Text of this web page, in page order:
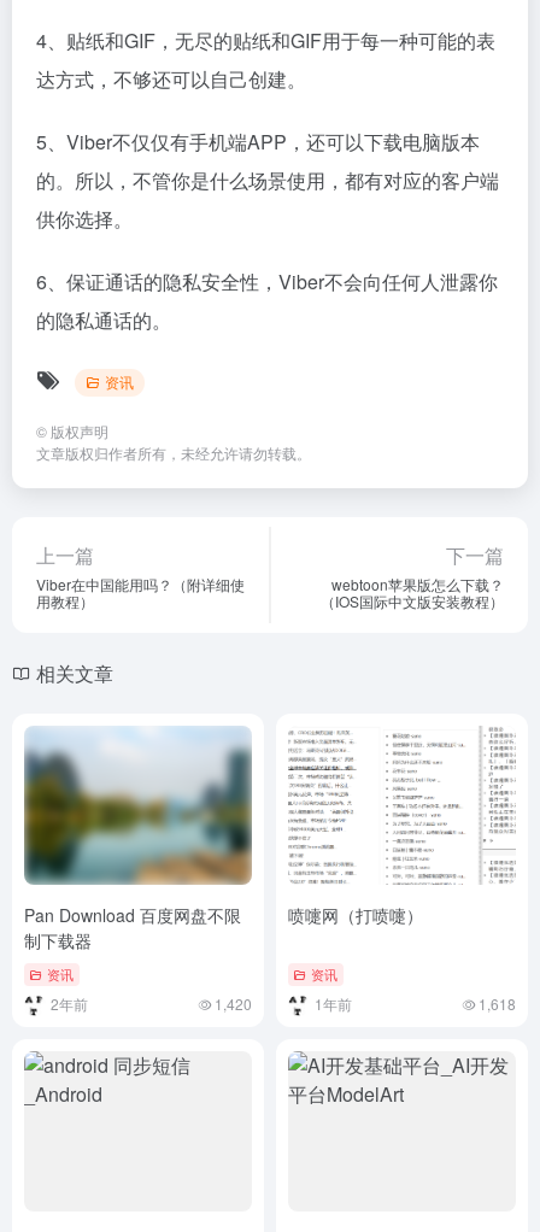
4、贴纸和GIF，无尽的贴纸和GIF用于每一种可能的表
达方式，不够还可以自己创建。
5、Viber不仅仅有手机端APP，还可以下载电脑版本
的。所以，不管你是什么场景使用，都有对应的客户端
供你选择。
6、保证通话的隐私安全性，Viber不会向任何人泄露你
的隐私通话的。
资讯
© 版权声明
文章版权归作者所有，未经允许请勿转载。
上一篇
Viber在中国能用吗？（附详细使
用教程）
下一篇
webtoon苹果版怎么下载？
（IOS国际中文版安装教程）
相关文章
Pan Download 百度网盘不限
制下载器
资讯
2年前 1,420
喷嚏网（打喷嚏）
资讯
1年前 1,618